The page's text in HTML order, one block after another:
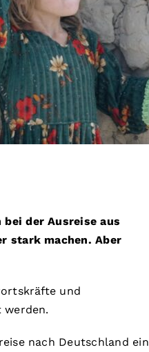
der Ausreise aus
stark machen. Aber
und
werden.
nach Deutschland ein